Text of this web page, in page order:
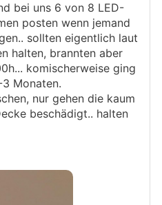
bei uns 6 von 8 LED-
posten wenn jemand
sollten eigentlich laut
halten, brannten aber
komischerweise ging
Monaten.
nur gehen die kaum
beschädigt.. halten